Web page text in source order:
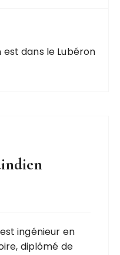
est dans le Lubéron
ingénieur en
diplômé de